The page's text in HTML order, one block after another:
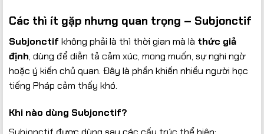
Các thì ít gặp nhưng quan trọng – Subjonctif
Subjonctif không phải là thì thời gian mà là thức giả
định, dùng để diễn tả cảm xúc, mong muốn, sự nghi ngờ
hoặc ý kiến chủ quan. Đây là phần khiến nhiều người học
tiếng Pháp cảm thấy khó.
Khi nào dùng Subjonctif?